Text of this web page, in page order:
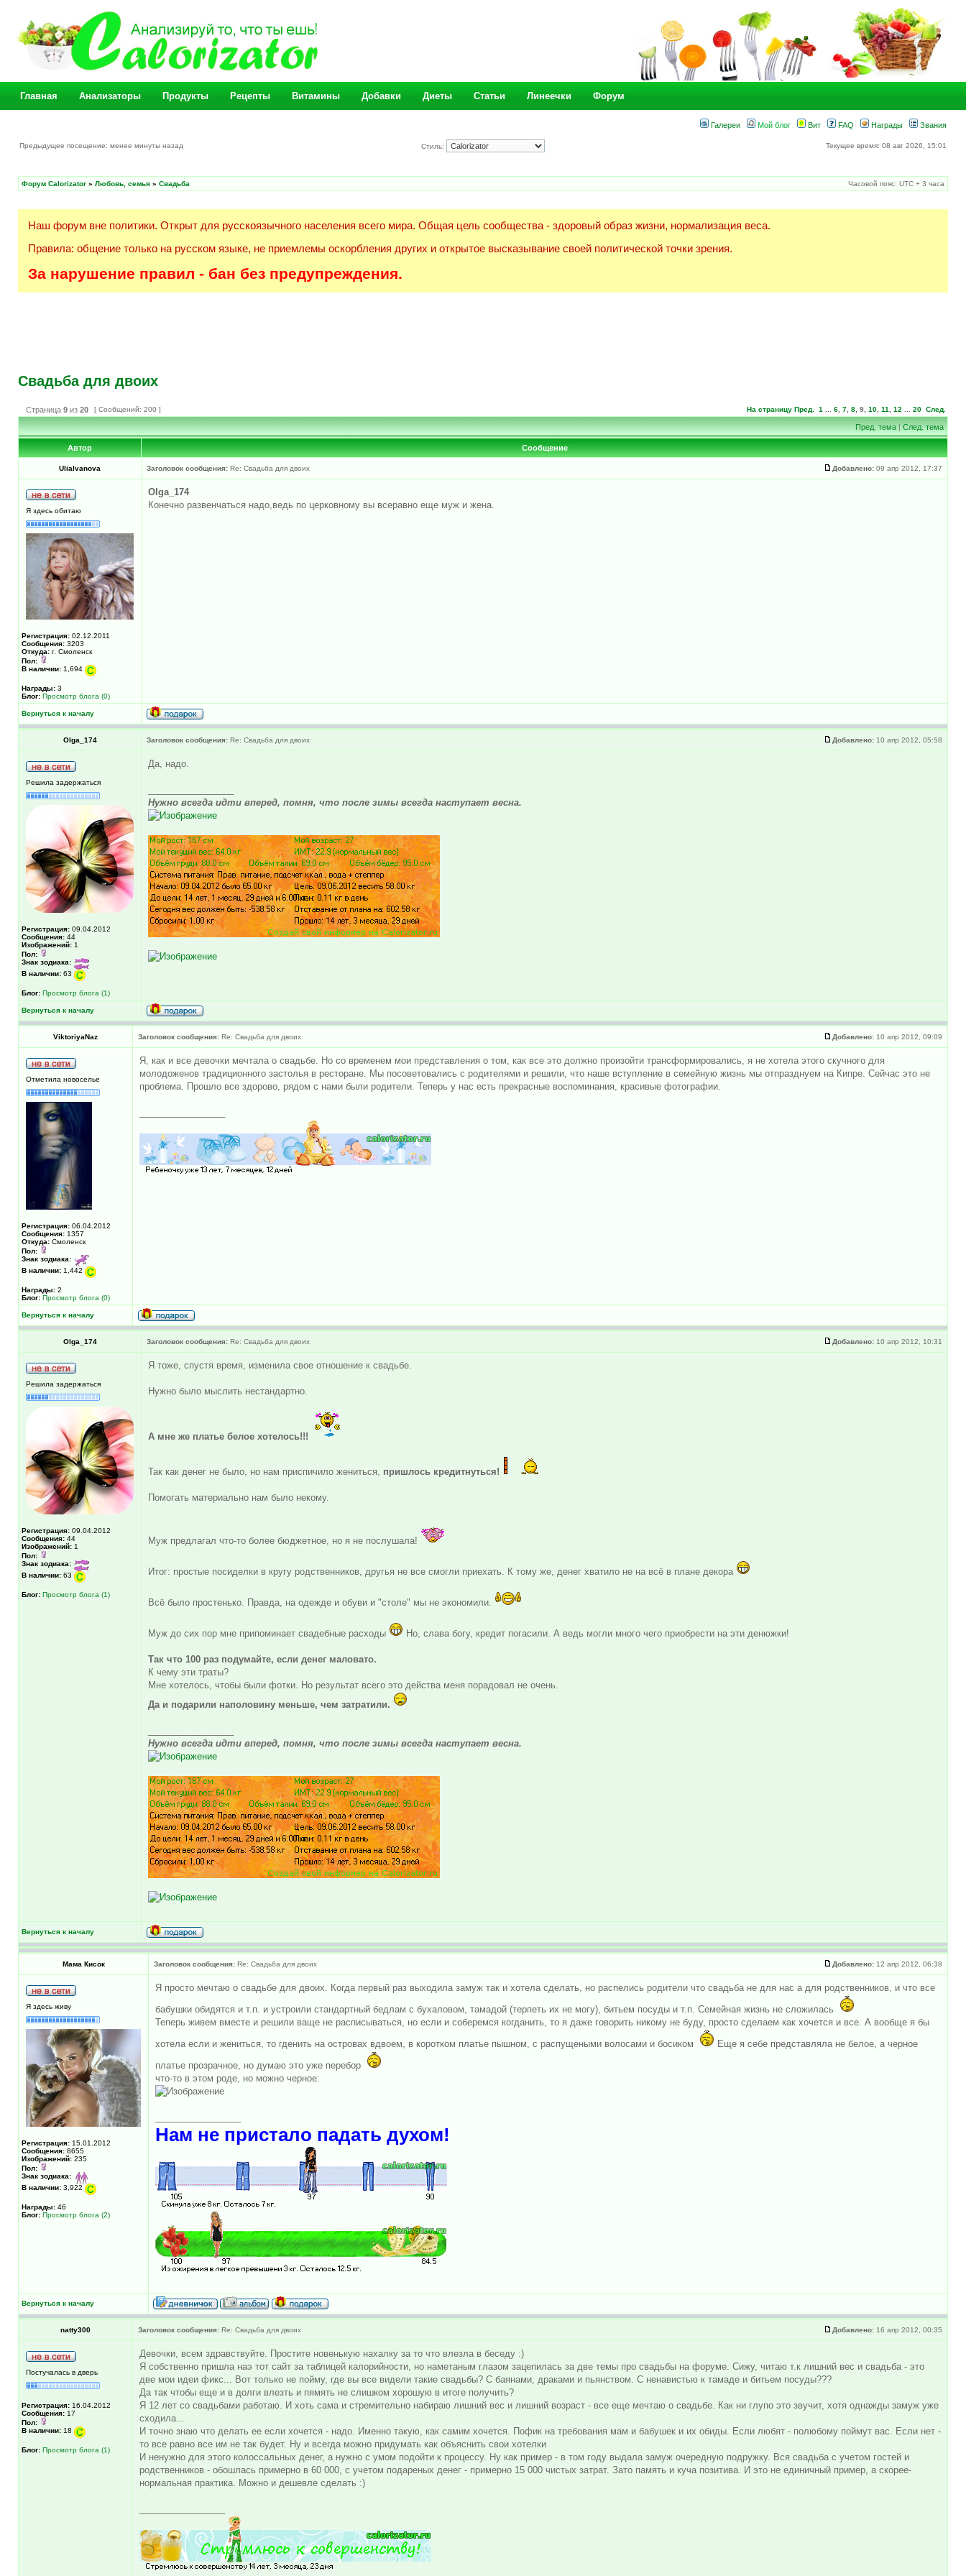
Главная Анализаторы Продукты Рецепты Витамины Добавки Диеты Статьи Линеечки Форум
Галереи Мой блог Вит FAQ Награды Звания
Предыдущее посещение: менее минуты назад Стиль: Текущее время: 08 авг 2026, 15:01
Форум Calorizator » Любовь, семья » Свадьба Часовой пояс: UTC + 3 часа
Наш форум вне политики. Открыт для русскоязычного населения всего мира. Общая цель сообщества - здоровый образ жизни, нормализация веса.
Правила: общение только на русском языке, не приемлемы оскорбления других и открытое высказывание своей политической точки зрения.
За нарушение правил - бан без предупреждения.
Свадьба для двоих
Страница 9 из 20 [ Сообщений: 200 ] На страницу Пред. 1 6 7 8 9 10 11 12 20 След.
Пред. тема|След. тема
Автор Сообщение
UliaIvanova Заголовок сообщения: Re: Свадьба для двоих Добавлено: 09 апр 2012, 17:37
Я здесь обитаю
Регистрация: 02.12.2011
Сообщения: 3203
Откуда: г. Смоленск
Пол:
В наличии: 1,694
Награды: 3
Блог: Просмотр блога (0)
Olga_174
Конечно развенчаться надо,ведь по церковному вы всеравно еще муж и жена.
Вернуться к началу
Olga_174 Заголовок сообщения: Re: Свадьба для двоих Добавлено: 10 апр 2012, 05:58
Решила задержаться
Регистрация: 09.04.2012
Сообщения: 44
Изображений: 1
Пол:
Знак зодиака:
В наличии: 63
Блог: Просмотр блога (1)
Да, надо.
Нужно всегда идти вперед, помня, что после зимы всегда наступает весна.
Вернуться к началу
ViktoriyaNaz Заголовок сообщения: Re: Свадьба для двоих Добавлено: 10 апр 2012, 09:09
Отметила новоселье
Регистрация: 06.04.2012
Сообщения: 1357
Откуда: Смоленск
Пол:
Знак зодиака:
В наличии: 1,442
Награды: 2
Блог: Просмотр блога (0)
Я, как и все девочки мечтала о свадьбе. Но со временем мои представления о том, как все это должно произойти трансформировались, я не хотела этого скучного для
молодоженов традиционного застолья в ресторане. Мы посоветовались с родителями и решили, что наше вступление в семейную жизнь мы отпразднуем на Кипре. Сейчас это не
проблема. Прошло все здорово, рядом с нами были родители. Теперь у нас есть прекрасные воспоминания, красивые фотографии.
Вернуться к началу
Olga_174 Заголовок сообщения: Re: Свадьба для двоих Добавлено: 10 апр 2012, 10:31
Решила задержаться
Регистрация: 09.04.2012
Сообщения: 44
Изображений: 1
Пол:
Знак зодиака:
В наличии: 63
Блог: Просмотр блога (1)
Я тоже, спустя время, изменила свое отношение к свадьбе.
Нужно было мыслить нестандартно.
А мне же платье белое хотелось!!!
Так как денег не было, но нам приспичило жениться, пришлось кредитнуться!
Помогать материально нам было некому.
Муж предлагал что-то более бюджетное, но я не послушала!
Итог: простые посиделки в кругу родственников, другья не все смогли приехать. К тому же, денег хватило не на всё в плане декора
Всё было простенько. Правда, на одежде и обуви и "столе" мы не экономили.
Муж до сих пор мне припоминает свадебные расходы Но, слава богу, кредит погасили. А ведь могли много чего приобрести на эти денюжки!
Так что 100 раз подумайте, если денег маловато.
К чему эти траты?
Мне хотелось, чтобы были фотки. Но результат всего это действа меня порадовал не очень.
Да и подарили наполовину меньше, чем затратили.
Нужно всегда идти вперед, помня, что после зимы всегда наступает весна.
Вернуться к началу
Мама Кисок Заголовок сообщения: Re: Свадьба для двоих Добавлено: 12 апр 2012, 06:38
Я здесь живу
Регистрация: 15.01.2012
Сообщения: 8655
Изображений: 235
Пол:
Знак зодиака:
В наличии: 3,922
Награды: 46
Блог: Просмотр блога (2)
Я просто мечтаю о свадьбе для двоих. Когда первый раз выходила замуж так и хотела сделать, но распелись родители что свадьба не для нас а для родственников, и что все
бабушки обидятся и т.п. и устроили стандартный бедлам с бухаловом, тамадой (терпеть их не могу), битьем посуды и т.п. Семейная жизнь не сложилась
Теперь живем вместе и решили ваще не расписываться, но если и соберемся когданить, то я даже говорить никому не буду, просто сделаем как хочется и все. А вообще я бы
хотела если и жениться, то гденить на островах вдвоем, в коротком платье пышном, с распущеными волосами и босиком
Еще я себе представляла не белое, а черное
платье прозрачное, но думаю это уже перебор
что-то в этом роде, но можно черное:
Нам не пристало падать духом!
Вернуться к началу
natty300 Заголовок сообщения: Re: Свадьба для двоих Добавлено: 16 апр 2012, 00:35
Постучалась в дверь
Регистрация: 16.04.2012
Сообщения: 17
Пол:
В наличии: 18
Блог: Просмотр блога (1)
Девочки, всем здравствуйте. Простите новенькую нахалку за то что влезла в беседу :)
Я собственно пришла наэ тот сайт за таблицей калорийности, но наметаным глазом зацепилась за две темы про свадьбы на форуме. Сижу, читаю т.к лишний вес и свадьба - это
две мои идеи фикс... Вот только не пойму, где вы все видели такие свадьбы? С баянами, драками и пьянством. С ненавистью к тамаде и битьем посуды???
Да так чтобы еще и в долги влезть и пямять не слишком хорошую в итоге получить?
Я 12 лет со свадьбами работаю. И хоть сама и стремительно набираю лишний вес и лишний возраст - все еще мечтаю о свадьбе. Как ни глупо это звучит, хотя однажды замуж уже
сходила...
И точно знаю что делать ее если хочется - надо. Именно такую, как самим хочется. Пофик на требования мам и бабушек и их обиды. Если любят - полюбому поймут вас. Если нет -
то все равно все им не так будет. Ну и всегда можно придумать как объяснить свои хотелки
И ненужно для этого колоссальных денег, а нужно с умом подойти к процессу. Ну как пример - в том году выдала замуж очередную подружку. Вся свадьба с учетом гостей и
родственников - обошлась примерно в 60 000, с учетом подареных денег - примерно 15 000 чистых затрат. Зато память и куча позитива. И это не единичный пример, а скорее-
нормальная практика. Можно и дешевле сделать :)